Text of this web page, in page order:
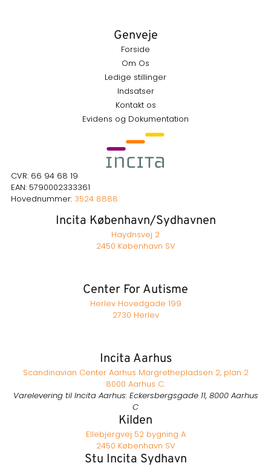
Genveje
Forside
Om Os
Ledige stillinger
Indsatser
Kontakt os
Evidens og Dokumentation
CVR: 66 94 68 19
EAN: 5790002333361
Hovednummer: 3524 8888
Incita København/Sydhavnen
Haydnsvej 2
2450 København SV
Center For Autisme
Herlev Hovedgade 199
2730 Herlev
Incita Aarhus
Scandinavian Center Aarhus Margrethepladsen 2, plan 2
8000 Aarhus C.
Varelevering til Incita Aarhus: Eckersbergsgade 11, 8000 Aarhus
C
Kilden
Ellebjergvej 52 bygning A
2450 København SV
Stu Incita Sydhavn